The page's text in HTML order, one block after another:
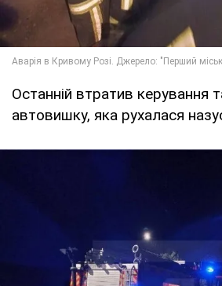
Останній втратив керування
автовишку, яка рухалася